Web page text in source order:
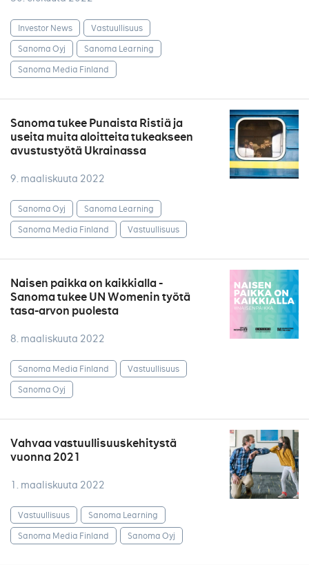
Investor News
Vastuullisuus
Sanoma Oyj
Sanoma Learning
Sanoma Media Finland
Sanoma tukee Punaista Ristiä ja
useita muita aloitteita tukeakseen
avustustyötä Ukrainassa
9. maaliskuuta 2022
Sanoma Oyj
Sanoma Learning
Sanoma Media Finland
Vastuullisuus
Naisen paikka on kaikkialla -
Sanoma tukee UN Womenin työtä
tasa-arvon puolesta
8. maaliskuuta 2022
Sanoma Media Finland
Vastuullisuus
Sanoma Oyj
Vahvaa vastuullisuuskehitystä
vuonna 2021
1. maaliskuuta 2022
Vastuullisuus
Sanoma Learning
Sanoma Media Finland
Sanoma Oyj